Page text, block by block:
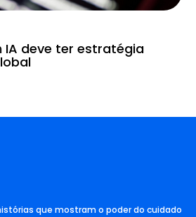
IA deve ter estratégia
que mostram o poder do cuidado